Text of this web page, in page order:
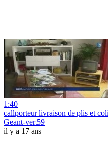
1:40
callporteur livraison de plis et
Geant-vert59
il y a 17 ans